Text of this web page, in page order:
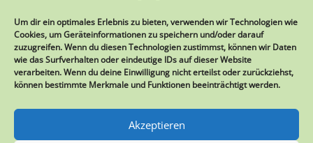
Um dir ein optimales Erlebnis zu bieten, verwenden wir Technologien wie
Cookies, um Geräteinformationen zu speichern und/oder darauf
zuzugreifen. Wenn du diesen Technologien zustimmst, können wir Daten
wie das Surfverhalten oder eindeutige IDs auf dieser Website
verarbeiten. Wenn du deine Einwilligung nicht erteilst oder zurückziehst,
können bestimmte Merkmale und Funktionen beeinträchtigt werden.
Akzeptieren
Kreatives Webdesign mit Seele
Fotografie
Jessica Alice Hath
www.alice-foto.de